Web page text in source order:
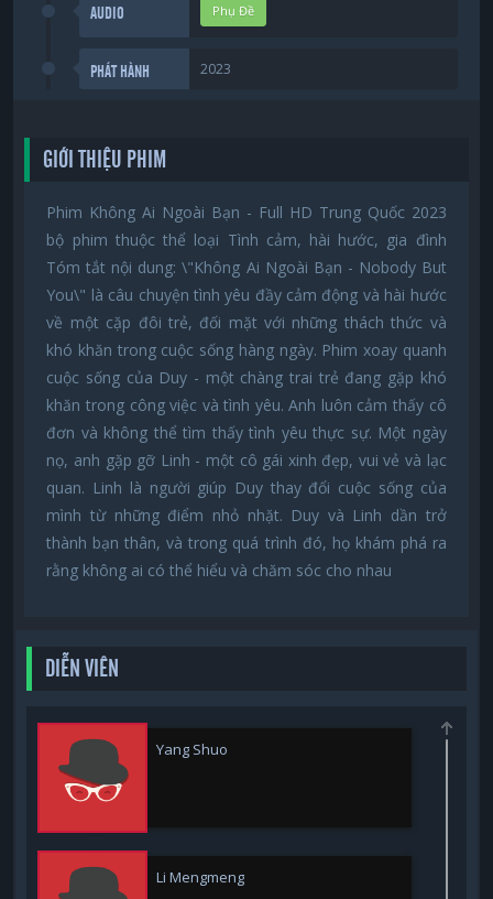
AUDIO Phụ Đề
PHÁT HÀNH 2023
GIỚI THIỆU PHIM
Phim Không Ai Ngoài Bạn - Full HD Trung Quốc 2023
bộ phim thuộc thể loại Tình cảm, hài hước, gia đình
Tóm tắt nội dung: \"Không Ai Ngoài Bạn - Nobody But
You\" là câu chuyện tình yêu đầy cảm động và hài hước
về một cặp đôi trẻ, đối mặt với những thách thức và
khó khăn trong cuộc sống hàng ngày. Phim xoay quanh
cuộc sống của Duy - một chàng trai trẻ đang gặp khó
khăn trong công việc và tình yêu. Anh luôn cảm thấy cô
đơn và không thể tìm thấy tình yêu thực sự. Một ngày
nọ, anh gặp gỡ Linh - một cô gái xinh đẹp, vui vẻ và lạc
quan. Linh là người giúp Duy thay đổi cuộc sống của
mình từ những điểm nhỏ nhặt. Duy và Linh dần trở
thành bạn thân, và trong quá trình đó, họ khám phá ra
rằng không ai có thể hiểu và chăm sóc cho nhau
DIỄN VIÊN
Yang Shuo
Li Mengmeng